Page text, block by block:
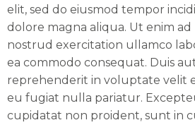
elit, sed do eiusmod tempor
dolore magna aliqua. Ut enim ad
nostrud exercitation ullamco
ea commodo consequat. Duis
reprehenderit in voluptate velit
eu fugiat nulla pariatur.
cupidatat non proident, sunt in